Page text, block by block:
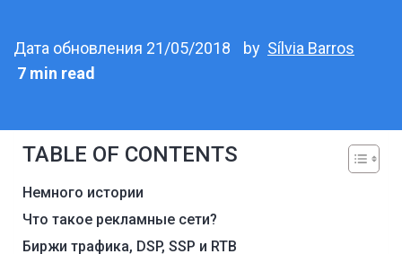
Дата обновления 21/05/2018 by Sílvia Barros
7 min read
TABLE OF CONTENTS
Немного истории
Что такое рекламные сети?
Биржи трафика, DSP, SSP и RTB